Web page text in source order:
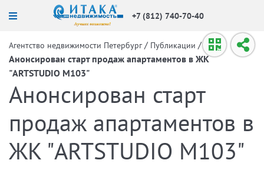
+7 (812) 740-70-40
Агентство недвижимости Петербург / Публикации /
Анонсирован старт продаж апартаментов в ЖК
"ARTSTUDIO M103"
Анонсирован старт
продаж апартаментов в
ЖК "ARTSTUDIO M103"